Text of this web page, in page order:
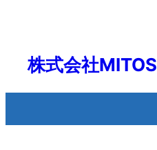
プ
株式会社MITOS